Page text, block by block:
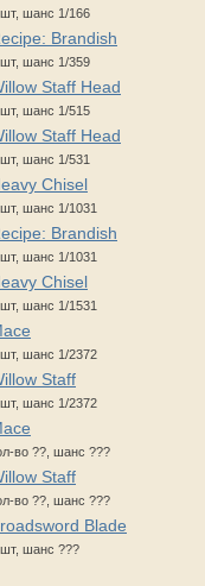
шанс 1/166
Brandish
шанс 1/359
Staff Head
шанс 1/515
Staff Head
шанс 1/531
Chisel
шанс 1/1031
Brandish
шанс 1/1031
Chisel
шанс 1/1531
шанс 1/2372
Staff
шанс 1/2372
во ??, шанс ???
Staff
во ??, шанс ???
Blade
шанс ???